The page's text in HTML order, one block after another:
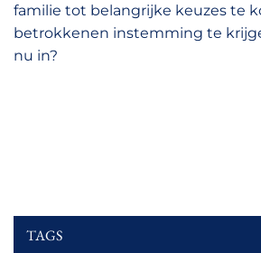
familie tot belangrijke keuzes te
betrokkenen instemming te
nu in?
TAGS